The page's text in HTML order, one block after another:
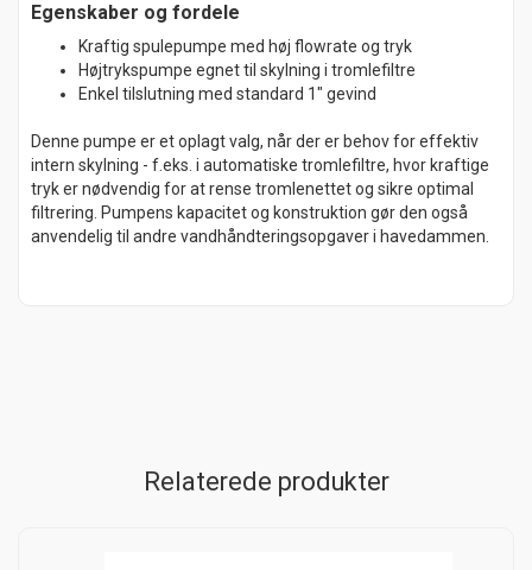
Egenskaber og fordele
Kraftig spulepumpe med høj flowrate og tryk
Højtrykspumpe egnet til skylning i tromlefiltre
Enkel tilslutning med standard 1" gevind
Denne pumpe er et oplagt valg, når der er behov for effektiv
intern skylning - f.eks. i automatiske tromlefiltre, hvor kraftige
tryk er nødvendig for at rense tromlenettet og sikre optimal
filtrering. Pumpens kapacitet og konstruktion gør den også
anvendelig til andre vandhåndteringsopgaver i havedammen.
Relaterede produkter